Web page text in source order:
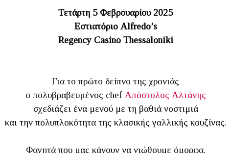
Τετάρτη 5 Φεβρουαρίου 2025
Εστιατόριο Alfredo’s
Regency Casino Thessaloniki
Για το πρώτο δείπνο της χρονιάς
ο πολυβραβευμένος chef Απόστολος Αλτάνης
σχεδιάζει ένα μενού με τη βαθιά νοστιμιά
και την πολυπλοκότητα της κλασικής γαλλικής κουζίνας.
Φαγητά που μας κάνουν να νιώθουμε όμορφα.